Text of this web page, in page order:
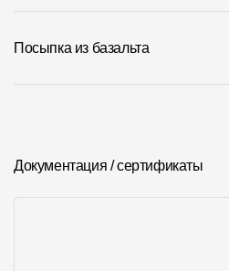
Посыпка из базальта
Документация / сертификаты